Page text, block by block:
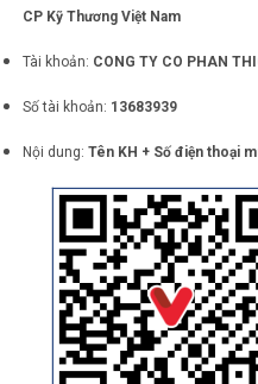
CP Kỹ Thương Việt Nam
Tài khoản: CONG TY CO PHAN
Số tài khoản: 13683939
Nội dung: Tên KH + Số điện thoại